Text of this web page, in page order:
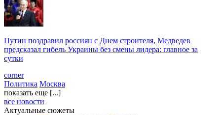
Путин поздравил россиян с Днем строителя, Медведев
предсказал гибель Украины без смены лидера: главное за
сутки
corner
Политика Москва
показать еще [...]
все новости
Актуальные сюжеты